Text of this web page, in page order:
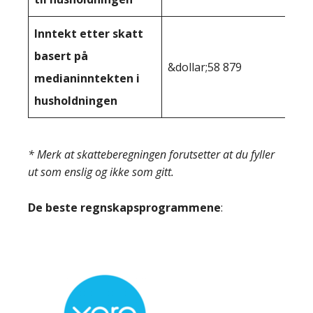
Inntekt etter skatt
basert på
medianinntekten i
husholdningen
&dollar;58 879
* Merk at skatteberegningen forutsetter at du fyller
ut som enslig og ikke som gitt.
De beste regnskapsprogrammene: